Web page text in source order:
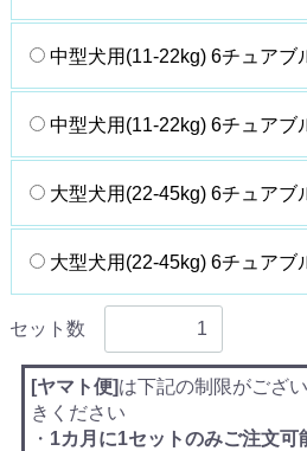
中型犬用(11-22kg) 6チュアブ
中型犬用(11-22kg) 6チュアブ
大型犬用(22-45kg) 6チュアブ
大型犬用(22-45kg) 6チュアブ
セット数
[ヤマト便]は下記の制限がござ
きください
・ 1カ月に1セットのみご注文可